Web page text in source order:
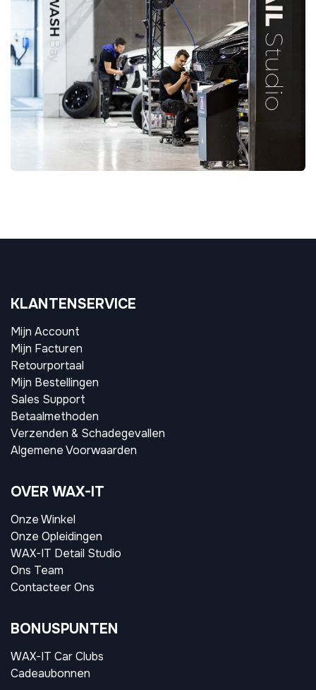
KLANTENSERVICE
Mijn Account
Mijn Facturen
Retourportaal
Mijn Bestellingen
Sales Support
Betaalmethoden
Verzenden & Schadegevallen
Algemene Voorwaarden
OVER WAX-IT
Onze Winkel
Onze Opleidingen
WAX-IT Detail Studio
Ons Team
Contacteer Ons
BONUSPUNTEN
WAX-IT Car Clubs
Cadeaubonnen